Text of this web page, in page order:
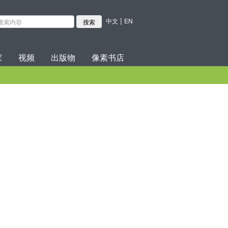
中文 | EN
视频 出版物 像素书店